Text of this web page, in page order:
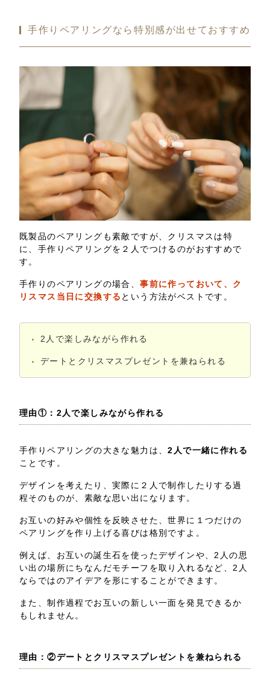
手作りペアリングなら特別感が出せておすすめ
既製品のペアリングも素敵ですが、クリスマスは特
に、手作りペアリングを２人でつけるのがおすすめで
す。
手作りのペアリングの場合、事前に作っておいて、ク
リスマス当日に交換する という方法がベストです。
2人で楽しみながら作れる
デートとクリスマスプレゼントを兼ねられる
理由①：2人で楽しみながら作れる
手作りペアリングの大きな魅力は、2人で一緒に作れる
ことです。
デザインを考えたり、実際に２人で制作したりする過
程そのものが、素敵な思い出になります。
お互いの好みや個性を反映させた、世界に１つだけの
ペアリングを作り上げる喜びは格別ですよ。
例えば、お互いの誕生石を使ったデザインや、2人の思
い出の場所にちなんだモチーフを取り入れるなど、2人
ならではのアイデアを形にすることができます。
また、制作過程でお互いの新しい一面を発見できるか
もしれません。
理由：②デートとクリスマスプレゼントを兼ねられる